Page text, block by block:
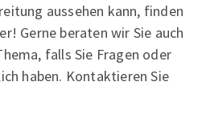
aussehen kann, finden
Gerne beraten wir Sie auch
falls Sie Fragen oder
haben. Kontaktieren Sie